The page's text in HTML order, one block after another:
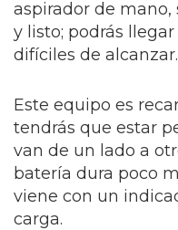
aspirador de
y listo; podrás
difíciles de alcanzar.
Este equipo es
tendrás que estar
van de un lado a
batería dura poco
viene con un
carga.